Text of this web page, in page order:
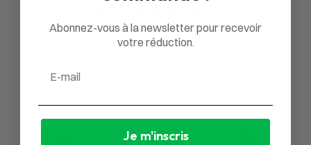
0 / 50 avis
Abonnez-vous à la newsletter pour recevoir
votre réduction.
Je m'inscris